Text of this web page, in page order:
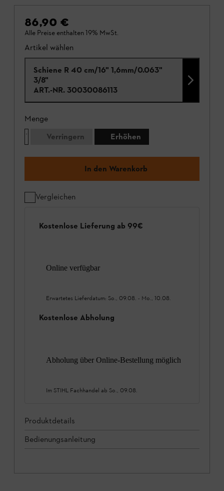
86,90 €
Alle Preise enthalten 19% MwSt.
Artikel wählen
Schiene R 40 cm/16" 1,6mm/0.063"
3/8"
ART.-NR. 30030086113
Menge
Verringern
Erhöhen
In den Warenkorb
Vergleichen
Kostenlose Lieferung ab 99€
Online verfügbar
Erwartetes Lieferdatum: So., 09.08. - Mo., 10.08.
Kostenlose Abholung
Abholung über Online-Bestellung möglich
Im STIHL Fachhandel ab So., 09.08.
Produktdetails
Bedienungsanleitung